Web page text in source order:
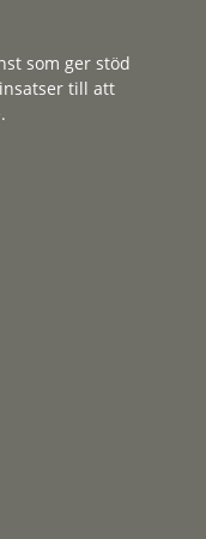
som ger stöd
till att